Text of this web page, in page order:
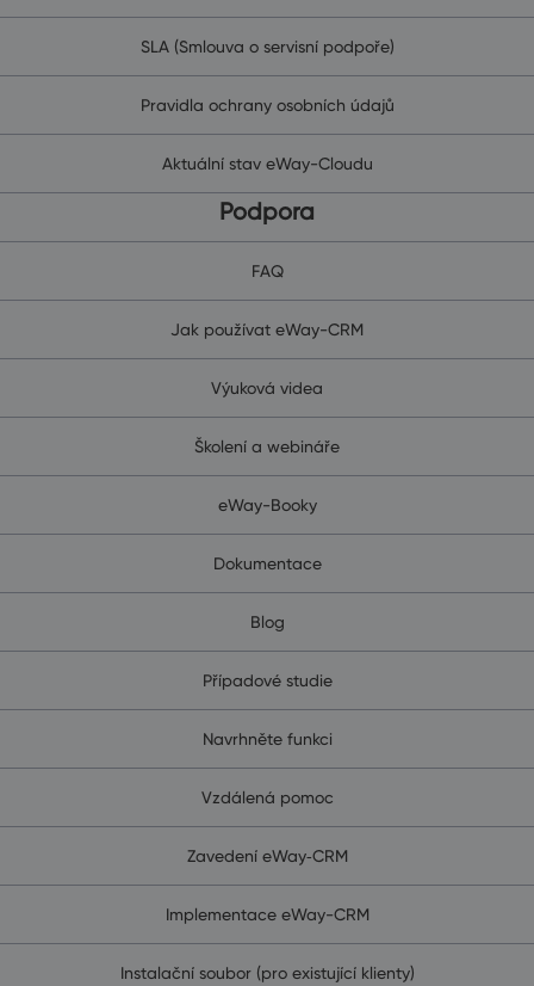
SLA (Smlouva o servisní podpoře)
Pravidla ochrany osobních údajů
Aktuální stav eWay-Cloudu
Podpora
FAQ
Jak používat eWay-CRM
Výuková videa
Školení a webináře
eWay-Booky
Dokumentace
Blog
Případové studie
Navrhněte funkci
Vzdálená pomoc
Zavedení eWay‑CRM
Implementace eWay-CRM
Instalační soubor (pro existující klienty)